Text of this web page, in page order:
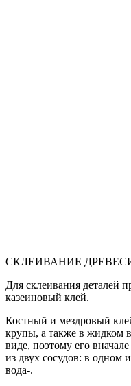
СКЛЕИВАНИЕ
Для склеивания деталей
казеиновый клей.
Костный и мездровый
крупы, а также в жидком
виде, поэтому его
из двух сосудов: в одном
вода-.